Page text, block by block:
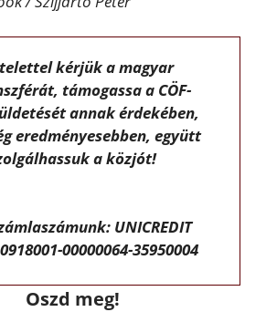
kérjük a magyar
támogassa a CÖF-
annak érdekében,
eredményesebben, együtt
a közjót!
UNICREDIT
00000064-35950004
Oszd meg!